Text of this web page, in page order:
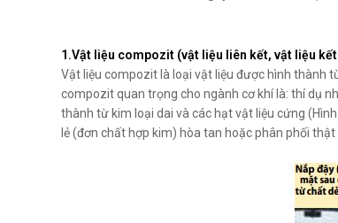
1.Vật liệu compozit (vật liệu liên kết, vật liệu kết
Vật liệu compozit là loại vật liệu được hình thành
compozit quan trọng cho ngành cơ khí là: thí dụ
thành từ kim loại dai và các hạt vật liệu cứng
lẻ (đơn chất hợp kim) hòa tan hoặc phân phối